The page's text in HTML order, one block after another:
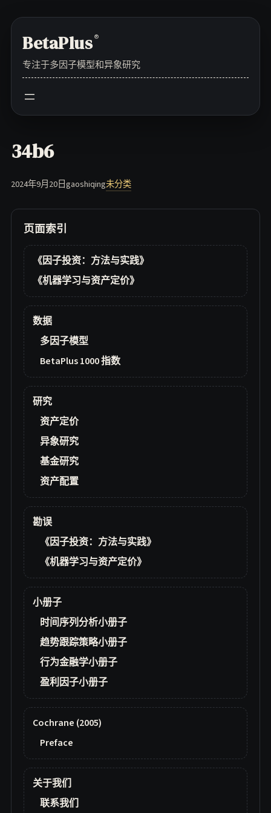
contentBetaPlus®
专注于多因子模型和异象研究
34b6
2024年9月20日gaoshiqing未分类
页面索引
《因子投资：方法与实践》
《机器学习与资产定价》
数据
多因子模型
BetaPlus 1000 指数
研究
资产定价
异象研究
基金研究
资产配置
勘误
《因子投资：方法与实践》
《机器学习与资产定价》
小册子
时间序列分析小册子
趋势跟踪策略小册子
行为金融学小册子
盈利因子小册子
Cochrane (2005)
Preface
关于我们
联系我们